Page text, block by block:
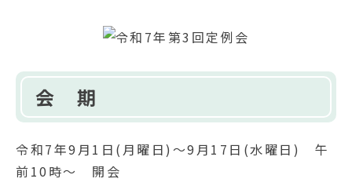
会 期
令和7年9月1日(月曜日)～9月17日(水曜日) 午
前10時～ 開会